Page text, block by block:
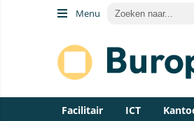
Menu
Facilitair ICT